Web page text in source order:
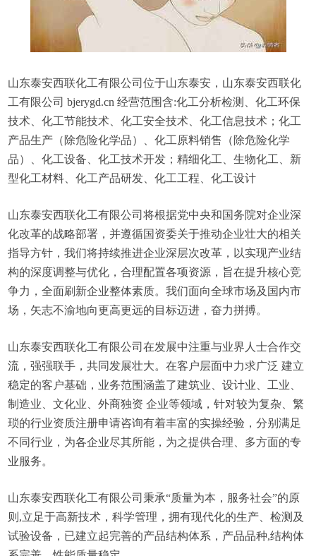
山东泰安西联化工有限公司位于山东泰安，山东泰安西联化
工有限公司 bjerygd.cn 经营范围含:化工分析检测、化工环保
技术、化工节能技术、化工安全技术、化工信息技术；化工
产品生产（除危险化学品）、化工原料销售（除危险化学
品）、化工设备、化工技术开发；精细化工、生物化工、新
型化工材料、化工产品研发、化工工程、化工设计
山东泰安西联化工有限公司将根据党中央和国务院对企业深
化改革的战略部署，并遵循国资委关于推动企业壮大的相关
指导方针，我们将持续推进企业深层次改革，以实现产业结
构的深度调整与优化，合理配置各项资源，旨在提升核心竞
争力，全面刷新企业整体素质。我们面向全球市场及国内市
场，矢志不渝地向更高更远的目标迈进，奋力拼搏。
山东泰安西联化工有限公司在发展中注重与业界人士合作交
流，强强联手，共同发展壮大。在客户层面中力求广泛 建立
稳定的客户基础，业务范围涵盖了建筑业、设计业、工业、
制造业、文化业、外商独资 企业等领域，针对较为复杂、繁
琐的行业资质注册申请咨询有着丰富的实操经验，分别满足
不同行业，为各企业尽其所能，为之提供合理、多方面的专
业服务。
山东泰安西联化工有限公司秉承“质量为本，服务社会”的原
则,立足于高新技术，科学管理，拥有现代化的生产、检测及
试验设备，已建立起完善的产品结构体系，产品品种,结构体